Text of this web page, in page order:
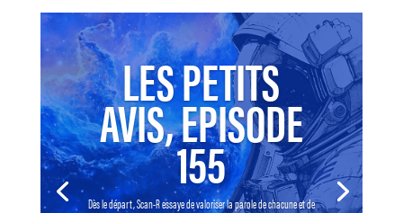
LES PETITS
AVIS, EPISODE
155
Dès le départ, Scan-R essaye de valoriser la parole de chacune et de